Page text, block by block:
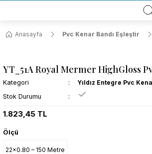
BÜTÜN ALIŞVERİŞLERİNİZDE
TÜRKİYE GENELİNDE 10.000
Anasayfa
Pvc Kenar Bandı Eşleştir
YT_51A Royal Mermer HighGloss
Kategori
Yıldız Entegre Pvc
Stok Durumu
1.823,45 TL
Ölçü
22x0.80 – 150 Metre